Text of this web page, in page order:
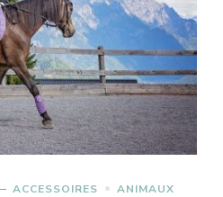
ACCESSOIRES ANIMAUX